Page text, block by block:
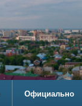
Официально